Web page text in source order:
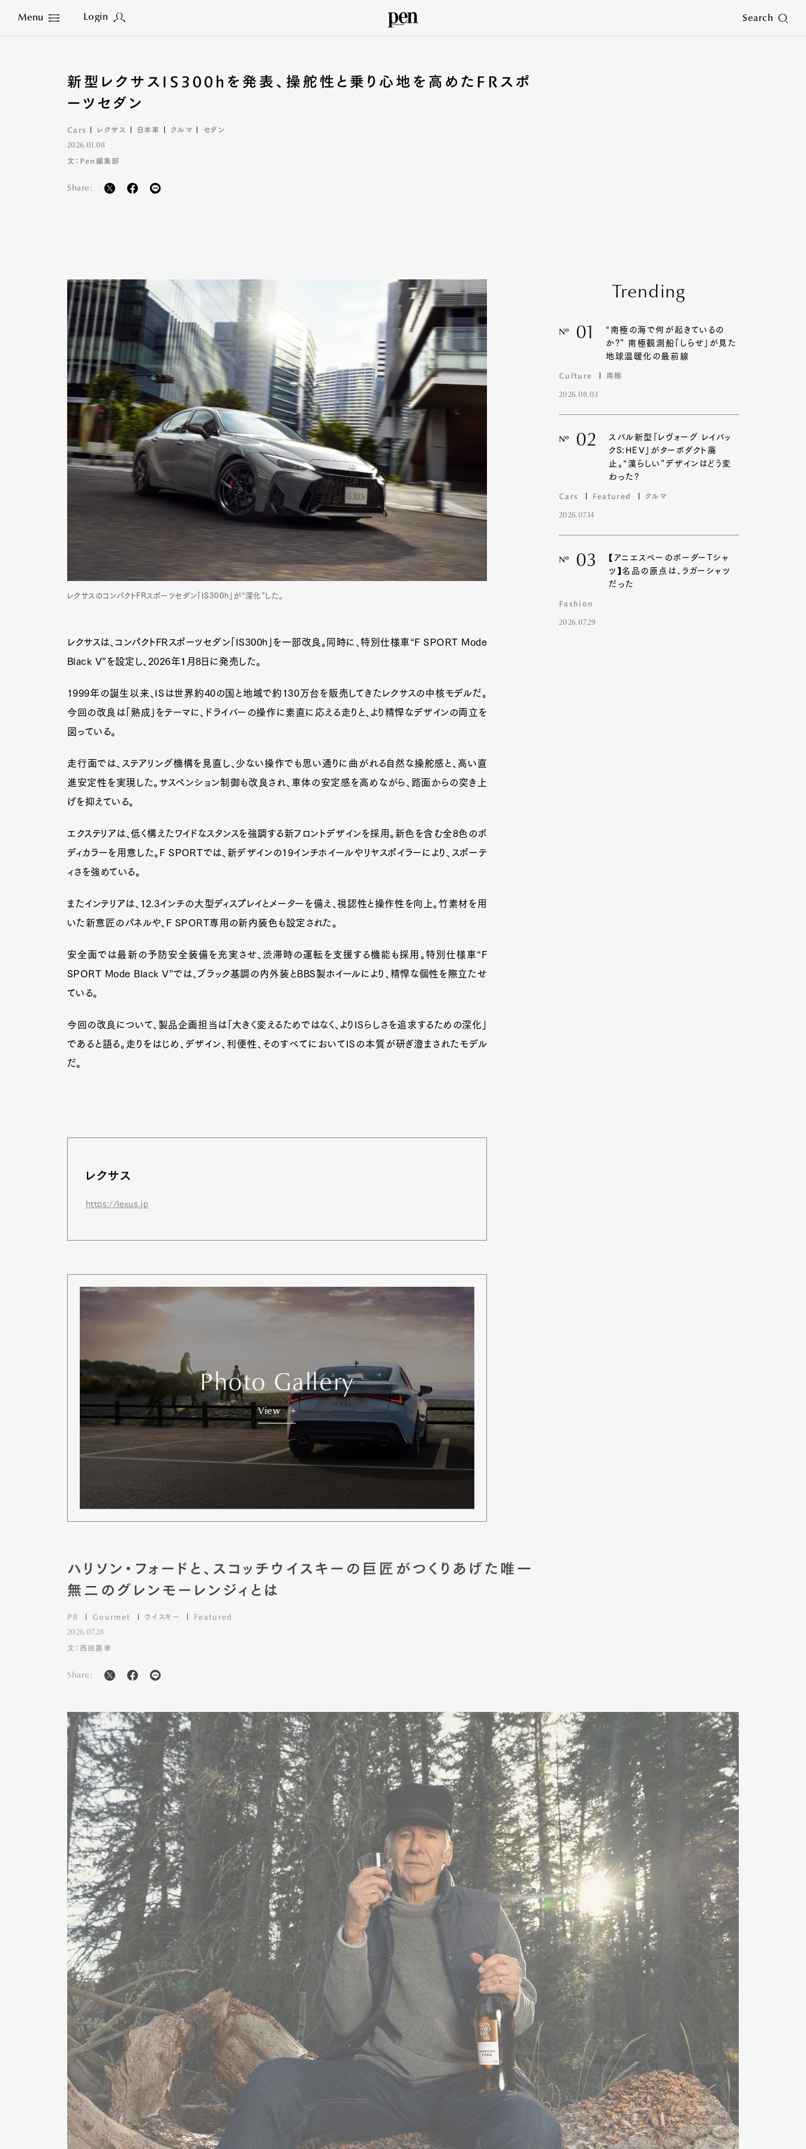
Menu Login Search
Close
Pen tw
新型レクサスIS300hを発表、操舵性と乗り心地を高めたFRスポ
ーツセダン
Cars レクサス 日本車 クルマ セダン
2026.01.08
文：Pen編集部
Share:
レクサスのコンパクトFRスポーツセダン「IS300h」が“深化”した。
レクサスは、コンパクトFRスポーツセダン「IS300h」を一部改良。同時に、特別仕様車“F SPORT Mode
Black V”を設定し、2026年1月8日に発売した。
1999年の誕生以来、ISは世界約40の国と地域で約130万台を販売してきたレクサスの中核モデルだ。
今回の改良は「熟成」をテーマに、ドライバーの操作に素直に応える走りと、より精悍なデザインの両立を
図っている。
走行面では、ステアリング機構を見直し、少ない操作でも思い通りに曲がれる自然な操舵感と、高い直
進安定性を実現した。サスペンション制御も改良され、車体の安定感を高めながら、路面からの突き上
げを抑えている。
エクステリアは、低く構えたワイドなスタンスを強調する新フロントデザインを採用。新色を含む全8色のボ
ディカラーを用意した。F SPORTでは、新デザインの19インチホイールやリヤスポイラーにより、スポーテ
ィさを強めている。
またインテリアは、12.3インチの大型ディスプレイとメーターを備え、視認性と操作性を向上。竹素材を用
いた新意匠のパネルや、F SPORT専用の新内装色も設定された。
安全面では最新の予防安全装備を充実させ、渋滞時の運転を支援する機能も採用。特別仕様車“F
SPORT Mode Black V”では、ブラック基調の内外装とBBS製ホイールにより、精悍な個性を際立たせ
ている。
今回の改良について、製品企画担当は「大きく変えるためではなく、よりISらしさを追求するための深化」
であると語る。走りをはじめ、デザイン、利便性、そのすべてにおいてISの本質が研ぎ澄まされたモデル
だ。
レクサス
https://lexus.jp
Photo Gallery
View
Trending
Nº 01
“南極の海で何が起きているの
か?” 南極観測船「しらせ」が見た
地球温暖化の最前線
Culture 南極
2026.08.03
Nº 02
スバル新型「レヴォーグ レイバッ
クS:HEV」がターボダクト廃
止。“漢らしい”デザインはどう変
わった?
Cars Featured クルマ
2026.07.14
Nº 03
【アニエスベーのボーダーTシャ
ツ】名品の原点は、ラガーシャツ
だった
Fashion
2026.07.29
ハリソン・フォードと、スコッチウイスキーの巨匠がつくりあげた唯一
無二のグレンモーレンジィとは
PR Gourmet ウイスキー Featured
2026.07.28
文：西田嘉孝
Share: